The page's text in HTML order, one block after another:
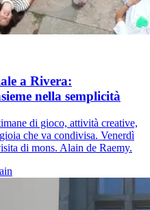
a Rivera:
nella semplicità
di gioco, attività creative,
che va condivisa. Venerdì
di mons. Alain de Raemy.